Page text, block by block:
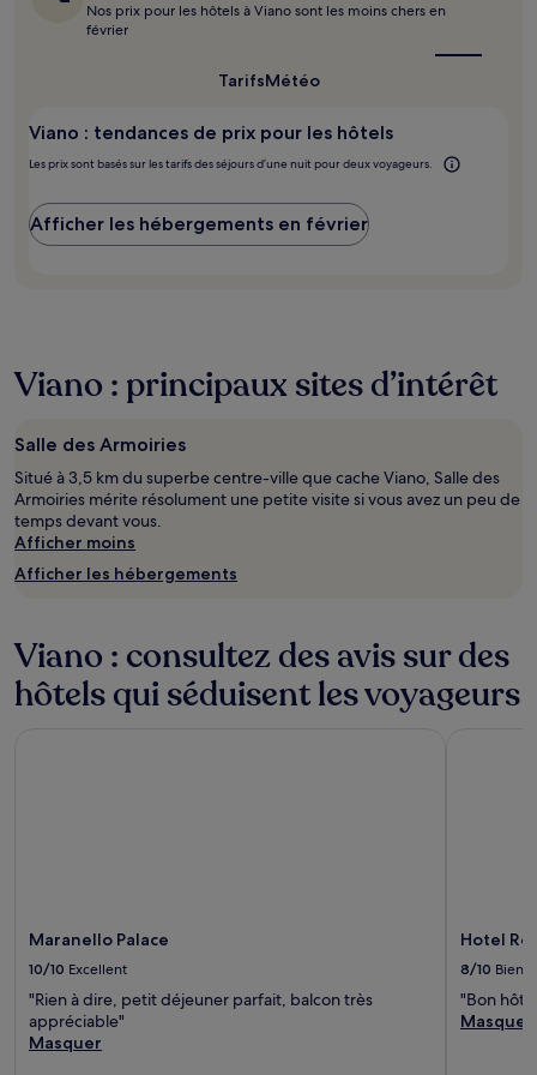
supplémentaires
peuvent
le
meilleur
Nos prix pour les hôtels à Viano sont les moins chers en
février
TarifsMétéo
Viano : tendances de prix pour les hôtels
Les prix sont basés sur les tarifs des séjours d’une nuit pour deux voyageurs.
Afficher les hébergements en février
Viano : principaux sites d’intérêt
Salle des Armoiries
Situé à 3,5 km du superbe centre-ville que cache Viano, Salle des
Armoiries mérite résolument une petite visite si vous avez un peu de
temps devant vous.
Afficher moins
Afficher les hébergements
Viano : consultez des avis sur des
hôtels qui séduisent les voyageurs
Maranello Palace
10/10 Excellent
"Rien à dire, petit déjeuner parfait, balcon très
appréciable"
Masquer
Hotel
8/10 Bien
"Bon
Masquer